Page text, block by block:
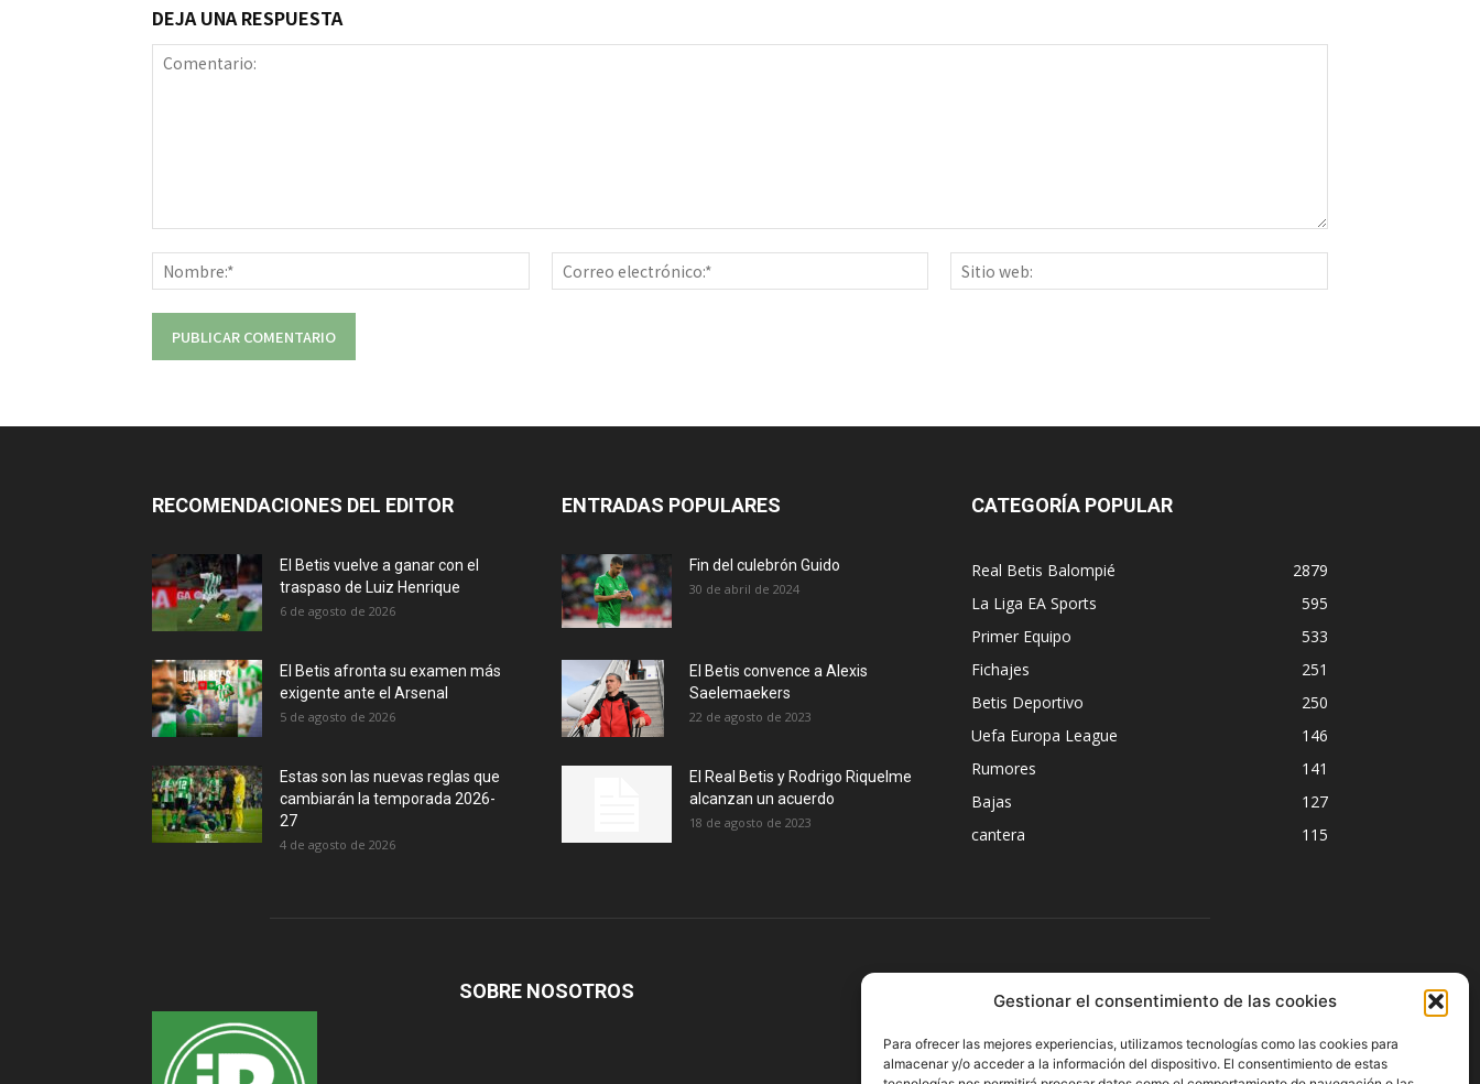
Gestionar el consentimiento de las cookies
Para ofrecer las mejores experiencias, utilizamos tecnologías como las cookies para
almacenar y/o acceder a la información del dispositivo. El consentimiento de estas
DEJA UNA RESPUESTA
Nombre:*
Correo
electrónico:*
web:
RECOMENDACIONES DEL EDITOR
El Betis vuelve a ganar con el
traspaso de Luiz Henrique
6 de agosto de 2026
El Betis afronta su examen más
exigente ante el Arsenal
5 de agosto de 2026
Estas son las nuevas reglas que
cambiarán la temporada 2026-
27
4 de agosto de 2026
ENTRADAS POPULARES
Fin del culebrón Guido
30 de abril de 2024
El Betis convence a Alexis
Saelemaekers
22 de agosto de 2023
El Real Betis y Rodrigo Riquelme
alcanzan un acuerdo
18 de agosto de 2023
CATEGORÍA POPULAR
Real Betis Balompié
2879
La Liga EA Sports
595
Primer Equipo
533
Fichajes
251
Betis Deportivo
250
Uefa Europa League
146
Rumores
141
Bajas
127
cantera
115
SOBRE NOSOTROS SÍGUENOS